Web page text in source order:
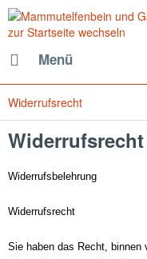
Menü
Widerrufsrecht
Widerrufsrecht
Widerrufsbelehrung
Widerrufsrecht
Sie haben das Recht, binnen